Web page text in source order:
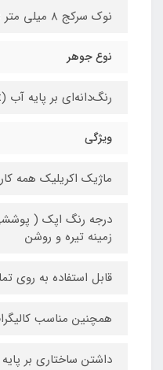
نوک سرکج 8 میلی متر (Beveled Chisel Tip)
نوع جوهر
رنگ‌دانه‌ای بر پایه آب (Water-based pigment)
ویژگی
ماژیک اکریلیک همه
درجه رنگ اپک (
زمینه تیره و روشن
قابل استفاده به روی
همچنین مناسب
داشتن ساختاری بر